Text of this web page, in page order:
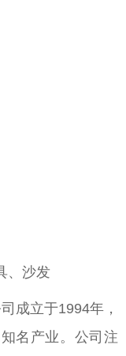
、沙发
立于1994年，
名产业。公司注